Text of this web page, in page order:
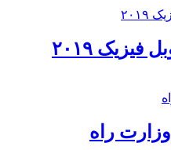
۲۰۱۹
راه